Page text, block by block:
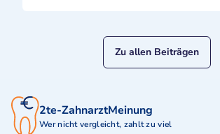
Zu allen Beiträgen
2te-ZahnarztMeinung
Wer nicht vergleicht, zahlt zu viel